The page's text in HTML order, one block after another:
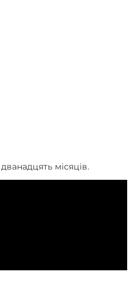
місяців.